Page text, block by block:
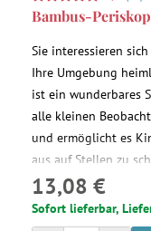
Bambus-Periskop
Sie interessieren
Ihre Umgebung
ist ein wunderbares
alle kleinen
und ermöglicht es
aus auf Stellen zu
13,08 €
Sofort lieferbar,